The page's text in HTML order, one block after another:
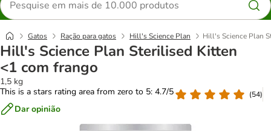
produtos
Gatos Ração para gatos Hill's Science Plan Hill's Science Plan
Hill's Science Plan Sterilised Kitten
<1 com frango
1,5 kg
This is a stars rating area from zero to 5: 4.7/5
(54)
Dar opinião